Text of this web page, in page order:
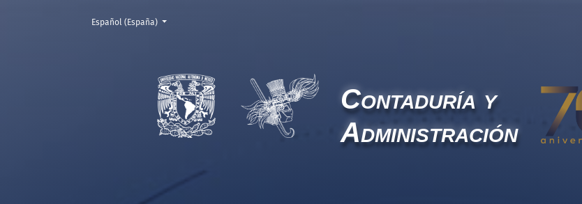
Autonomía y autoeficacia, claves para la satisfacción y desempeño laboral en la gestión del factor
Contaduría y
Administración
Cambiar el idioma. El actual es:
Español (España)